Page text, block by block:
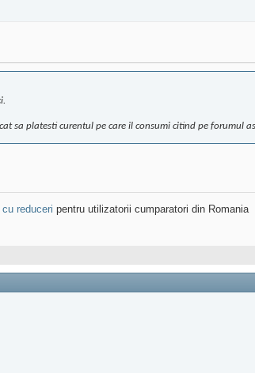
sa platesti curentul pe care il consumi citind pe forumul
cu reduceri pentru utilizatorii cumparatori din Romania